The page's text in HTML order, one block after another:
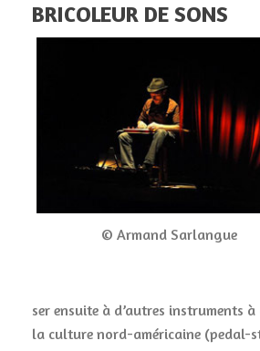
BRICOLEUR DE SONS
© Armand Sarlangue
ser ensuite à d’autres instruments à
la culture nord-américaine (pedal-